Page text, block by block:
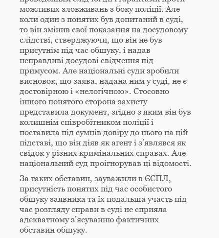
можливих зловживань з боку поліції. Але
коли один з понятих був допитаний в суді,
то він змінив свої показання на досудовому
слідстві, стверджуючи, що він не був
присутнім під час обшуку, і надав
неправдиві досудові свідчення під
примусом. Але національні суди зробили
висновок, що заява, надана ним у суді, не є
достовірною і «нелогічною». Стосовно
іншого понятого сторона захисту
представила документ, згідно з яким він був
колишнім співробітником поліції і
поставила під сумнів довіру до нього на цій
підставі, що він діяв як агент і з’являвся як
свідок у різних кримінальних справах. Але
національний суд проігнорував ці відомості.
За таких обставин, зауважили в ЄСПЛ,
присутність понятих під час особистого
обшуку заявника та їх подальша участь під
час розгляду справи в суді не сприяла
адекватному з’ясуванню фактичних
обставин обшуку.